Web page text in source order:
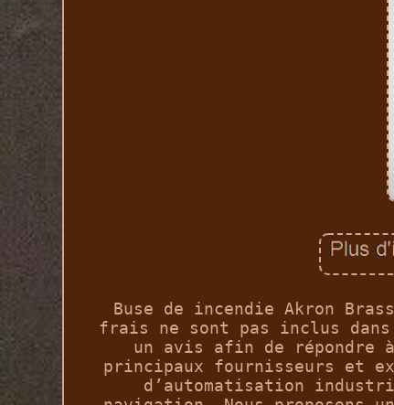
Buse de incendie Akron
frais ne sont pas inclus
un avis afin de répondre à
principaux fournisseurs et
d’automatisation